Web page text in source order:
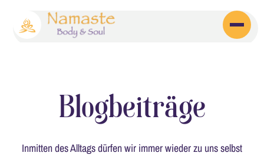
Blogbeiträge
Inmitten des Alltags dürfen wir immer wieder zu uns selbst